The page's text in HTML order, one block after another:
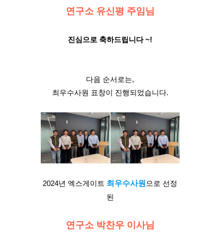
연구소 유신평 주임님
진심으로 축하드립니다 ~!
다음 순서로는,
최우수사원 표창이 진행되었습니다.
2024년 엑스게이트 최우수사원 으로 선정
된
연구소 박찬우 이사님